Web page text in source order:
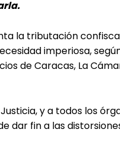
la tributación
imperiosa,
de Caracas, La
y a todos los
dar fin a las